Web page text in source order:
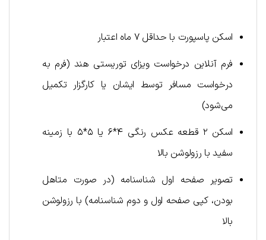
اسکن پاسپورت با حداقل ۷ ماه اعتبار
فرم آنلاین درخواست ویزای توریستی هند (فرم به
درخواست مسافر توسط ایشان یا کارگزار تکمیل
می‌شود)
اسکن ۲ قطعه عکس رنگی ۴*۶ یا ۵*۵ با زمینه
سفید با رزولوشن بالا
تصویر صفحه اول شناسنامه (در صورت متاهل
بودن، کپی صفحه اول و دوم شناسنامه) با رزولوشن
بالا